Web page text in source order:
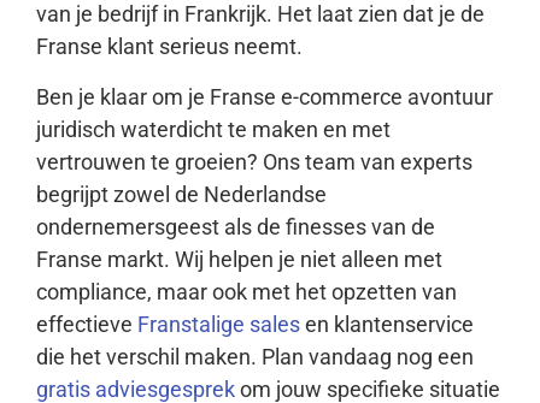
van je bedrijf in Frankrijk. Het laat zien dat je de
Franse klant serieus neemt.
Ben je klaar om je Franse e-commerce avontuur
juridisch waterdicht te maken en met
vertrouwen te groeien? Ons team van experts
begrijpt zowel de Nederlandse
ondernemersgeest als de finesses van de
Franse markt. Wij helpen je niet alleen met
compliance, maar ook met het opzetten van
effectieve Franstalige salesen klantenservice
die het verschil maken. Plan vandaag nog een
gratis adviesgesprekom jouw specifieke situatie